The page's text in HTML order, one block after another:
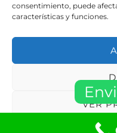
consentimiento, puede
características y funciones.
VER
¿Cuáles son los
mejores servicios de
Cerrajeros Cervello
(Barcelona) 24 Horas
Barato Cerca